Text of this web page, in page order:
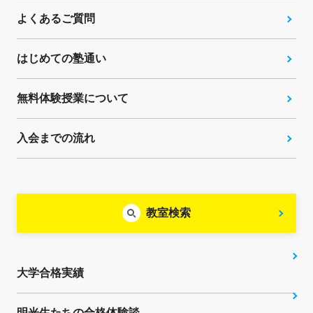
よくあるご質問
はじめての塾通い
無料体験授業について
入会までの流れ
教室検索
大学合格実績